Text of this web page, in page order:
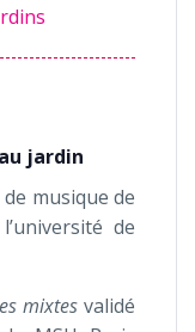
jardin
musique de
de
mixtes validé